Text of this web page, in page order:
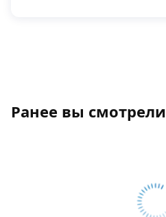
Ранее вы смотрели